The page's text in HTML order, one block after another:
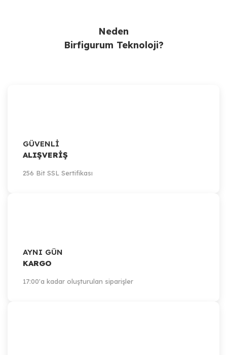
Neden
Birfigurum Teknoloji?
GÜVENLİ
ALIŞVERİŞ
256 Bit SSL Sertifikası
AYNI GÜN
KARGO
17:00'a kadar oluşturulan siparişler